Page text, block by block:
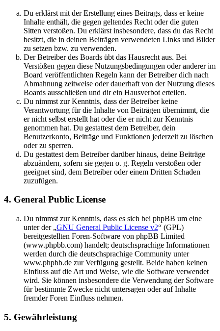
Du erklärst mit der Erstellung eines Beitrags, dass er keine
Inhalte enthält, die gegen geltendes Recht oder die guten
Sitten verstoßen. Du erklärst insbesondere, dass du das Recht
besitzt, die in deinen Beiträgen verwendeten Links und Bilder
zu setzen bzw. zu verwenden.
Der Betreiber des Boards übt das Hausrecht aus. Bei
Verstößen gegen diese Nutzungsbedingungen oder anderer im
Board veröffentlichten Regeln kann der Betreiber dich nach
Abmahnung zeitweise oder dauerhaft von der Nutzung dieses
Boards ausschließen und dir ein Hausverbot erteilen.
Du nimmst zur Kenntnis, dass der Betreiber keine
Verantwortung für die Inhalte von Beiträgen übernimmt, die
er nicht selbst erstellt hat oder die er nicht zur Kenntnis
genommen hat. Du gestattest dem Betreiber, dein
Benutzerkonto, Beiträge und Funktionen jederzeit zu löschen
oder zu sperren.
Du gestattest dem Betreiber darüber hinaus, deine Beiträge
abzuändern, sofern sie gegen o. g. Regeln verstoßen oder
geeignet sind, dem Betreiber oder einem Dritten Schaden
zuzufügen.
4. General Public License
Du nimmst zur Kenntnis, dass es sich bei phpBB um eine
unter der „GNU General Public License v2“ (GPL)
bereitgestellten Foren-Software von phpBB Limited
(www.phpbb.com) handelt; deutschsprachige Informationen
werden durch die deutschsprachige Community unter
www.phpbb.de zur Verfügung gestellt. Beide haben keinen
Einfluss auf die Art und Weise, wie die Software verwendet
wird. Sie können insbesondere die Verwendung der Software
für bestimmte Zwecke nicht untersagen oder auf Inhalte
fremder Foren Einfluss nehmen.
5. Gewährleistung